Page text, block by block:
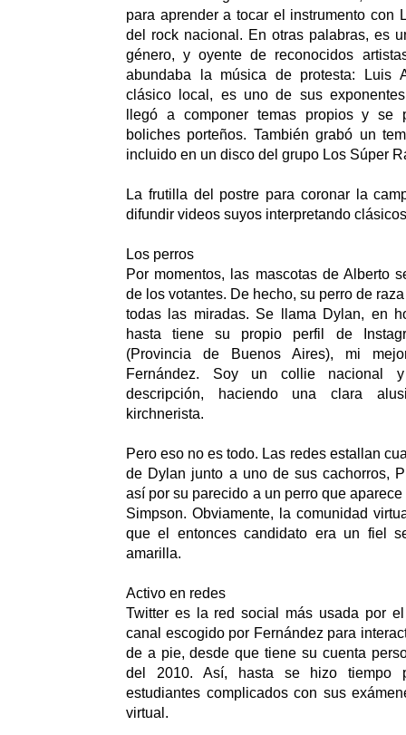
para aprender a tocar el instrumento con
del rock nacional. En otras palabras, es
género, y oyente de reconocidos
abundaba la música de protesta: Luis
clásico local, es uno de sus
llegó a componer temas propios y se
boliches porteños. También grabó un
incluido en un disco del grupo Los Súper
La frutilla del postre para coronar la
difundir videos suyos interpretando
Los perros
Por momentos, las mascotas de Alberto
de los votantes. De hecho, su perro de
todas las miradas. Se llama Dylan, en
hasta tiene su propio perfil de
(Provincia de Buenos Aires), mi
Fernández. Soy un collie nacional
descripción, haciendo una clara
kirchnerista.
Pero eso no es todo. Las redes estallan
de Dylan junto a uno de sus cachorros,
así por su parecido a un perro que
Simpson. Obviamente, la comunidad
que el entonces candidato era un fiel
amarilla.
Activo en redes
Twitter es la red social más usada por
canal escogido por Fernández para
de a pie, desde que tiene su cuenta
del 2010. Así, hasta se hizo tiempo
estudiantes complicados con sus
virtual.